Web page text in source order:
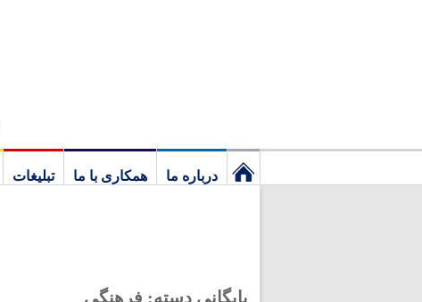
درباره ما همکاری با ما
تبلیغات
بایگانی دسته: فرهنگی